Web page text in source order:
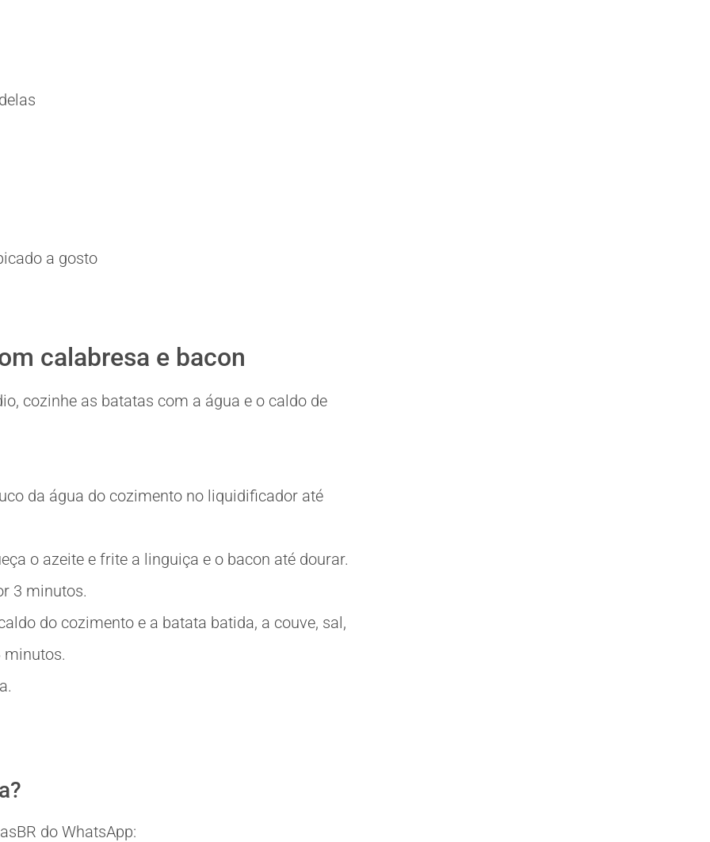
a gosto
calabresa e bacon
cozinhe as batatas com a água e o caldo de
da água do cozimento no liquidificador até
o azeite e frite a linguiça e o bacon até dourar.
3 minutos.
do cozimento e a batata batida, a couve, sal,
minutos.
do WhatsApp: